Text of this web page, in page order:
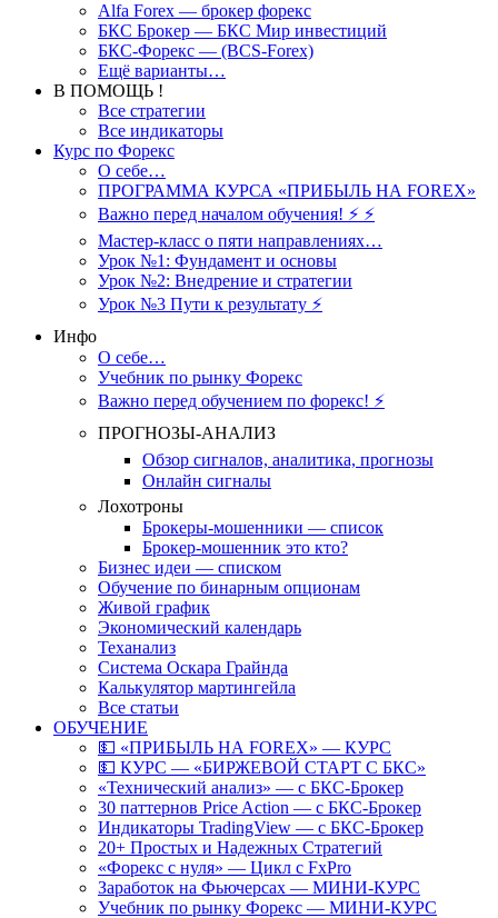
Alfa Forex — брокер форекс
БКС Брокер — БКС Мир инвестиций
БКС-Форекс — (BCS-Forex)
Ещё варианты…
В ПОМОЩЬ !
Все стратегии
Все индикаторы
Курс по Форекс
О себе…
ПРОГРАММА КУРСА «ПРИБЫЛЬ НА FOREX»
Важно перед началом обучения! ⚡ ⚡
Мастер-класс о пяти направлениях…
Урок №1: Фундамент и основы
Урок №2: Внедрение и стратегии
Урок №3 Пути к результату ⚡️
Инфо
О себе…
Учебник по рынку Форекс
Важно перед обучением по форекс! ⚡
ПРОГНОЗЫ-АНАЛИЗ
Обзор сигналов, аналитика, прогнозы
Онлайн сигналы
Лохотроны
Брокеры-мошенники — список
Брокер-мошенник это кто?
Бизнес идеи — списком
Обучение по бинарным опционам
Живой график
Экономический календарь
Теханализ
Система Оскара Грайнда
Калькулятор мартингейла
Все статьи
ОБУЧЕНИЕ
💵 «ПРИБЫЛЬ НА FOREX» — КУРС
💵 КУРС — «БИРЖЕВОЙ СТАРТ С БКС»
«Технический анализ» — с БКС-Брокер
30 паттернов Price Action — с БКС-Брокер
Индикаторы TradingView — с БКС-Брокер
20+ Простых и Надежных Стратегий
«Форекс с нуля» — Цикл с FxPro
Заработок на Фьючерсах — МИНИ-КУРС
Учебник по рынку Форекс — МИНИ-КУРС